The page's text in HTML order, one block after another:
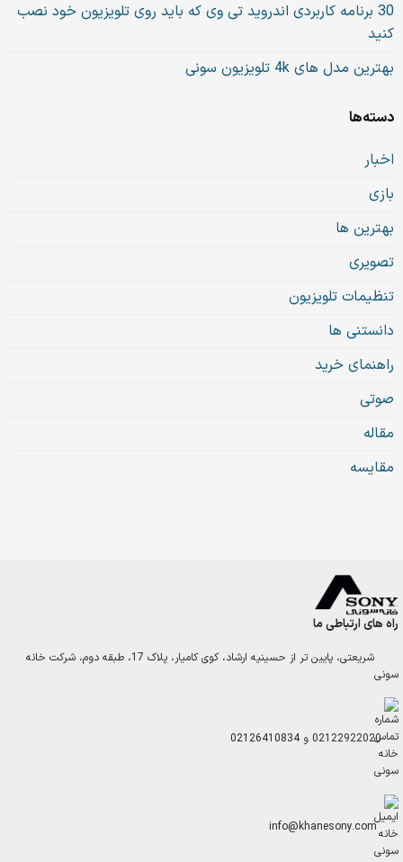
30 برنامه کاربردی اندروید تی وی که باید روی تلویزیون خود نصب
کنید
بهترین مدل های 4k تلویزیون سونی
دسته‌ها
اخبار
بازی
بهترین ها
تصویری
تنظیمات تلویزیون
دانستنی ها
راهنمای خرید
صوتی
مقاله
مقایسه
راه های ارتباطی ما
شریعتی، پایین تر از حسینیه ارشاد، کوی کامیار، پلاک 17، طبقه دوم، شرکت خانه
سونی
02122922020 و02126410834
info@khanesony.com